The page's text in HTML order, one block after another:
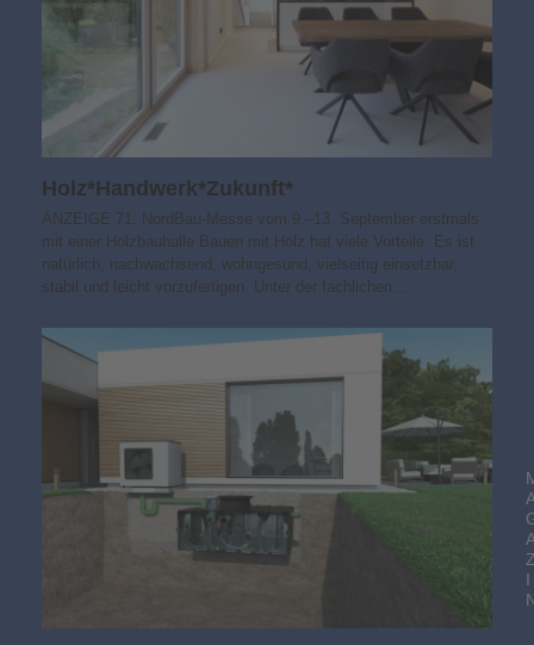
Holz*Handwerk*Zukunft*
ANZEIGE 71. NordBau-Messe vom 9.–13. September erstmals
mit einer Holzbauhalle Bauen mit Holz hat viele Vorteile. Es ist
natürlich, nachwachsend, wohngesund, vielseitig einsetzbar,
stabil und leicht vorzufertigen. Unter der fachlichen…
I